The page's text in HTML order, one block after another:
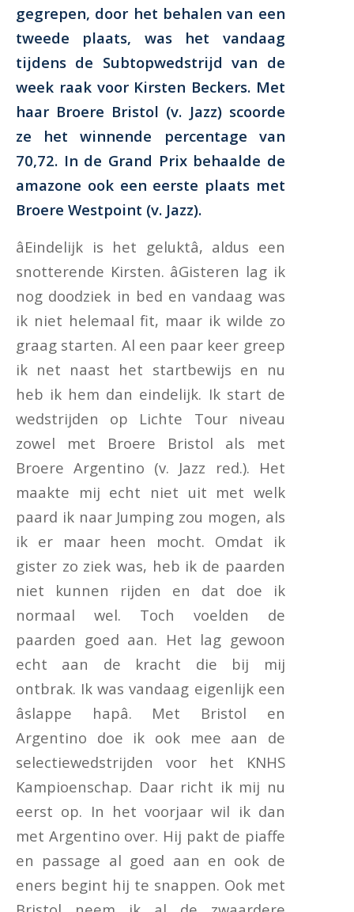
gegrepen, door het behalen van een
tweede plaats, was het vandaag
tijdens de Subtopwedstrijd van de
week raak voor Kirsten Beckers. Met
haar Broere Bristol (v. Jazz) scoorde
ze het winnende percentage van
70,72. In de Grand Prix behaalde de
amazone ook een eerste plaats met
Broere Westpoint (v. Jazz).
âEindelijk is het geluktâ, aldus een
snotterende Kirsten. âGisteren lag ik
nog doodziek in bed en vandaag was
ik niet helemaal fit, maar ik wilde zo
graag starten. Al een paar keer greep
ik net naast het startbewijs en nu
heb ik hem dan eindelijk. Ik start de
wedstrijden op Lichte Tour niveau
zowel met Broere Bristol als met
Broere Argentino (v. Jazz red.). Het
maakte mij echt niet uit met welk
paard ik naar Jumping zou mogen, als
ik er maar heen mocht. Omdat ik
gister zo ziek was, heb ik de paarden
niet kunnen rijden en dat doe ik
normaal wel. Toch voelden de
paarden goed aan. Het lag gewoon
echt aan de kracht die bij mij
ontbrak. Ik was vandaag eigenlijk een
âslappe hapâ. Met Bristol en
Argentino doe ik ook mee aan de
selectiewedstrijden voor het KNHS
Kampioenschap. Daar richt ik mij nu
eerst op. In het voorjaar wil ik dan
met Argentino over. Hij pakt de piaffe
en passage al goed aan en ook de
eners begint hij te snappen. Ook met